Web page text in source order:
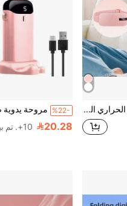
Hailicare حزام الخصر الحراري القابل للشحن لراحة الدورة الشهرية - 5 مستويات حرارة قابلة للتعديل (45-65 درجة مئوية)، 4 أوضاع اهتزاز، مؤقت 15/30 دقيقة، شحن سريع لمدة ساعتين وعمر البطارية، تصميم محمول، مناسب للاستخدام المنزلي/المكتبي، هدية للفتيات %22-
20.28 10+. تم بيع